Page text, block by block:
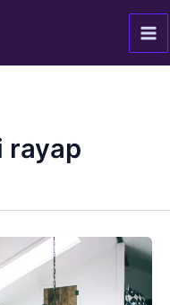
rayap